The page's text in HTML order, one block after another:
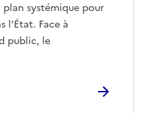
systémique pour
l'État. Face à
public, le